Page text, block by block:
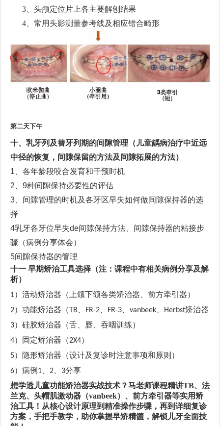
3、 头颅定位片上各主要解刨结果
4、 常用头影测量参考线及相应错合畸形
第二天下午
十、乳牙列及替牙列期的间隙管理（儿童龋病治疗中近远
中径的恢复，间隙保留的方法及间隙拓展的方法）
1
各年龄段咬合发育和干预时机
2
9种间隙保持必要性的评估
3
间隙管理的时机及各牙区早失如何做间隙保持器的选
择
4乳牙各牙位早失de间隙保持方法
间隙保持器的粘接步
骤 （病例分享体会）
5间隙保持器的管理
十一 早期矫治工具选择 （注：课程中有相关病例分享及解
析）
1） 活动矫治器 （上颌下颌各类矫治器、前方牵引器）
2） 功能矫治器 （ TB FR-2 FR-3 vanbeek Herbst矫治器
3） 硅胶矫治器 （舌、唇、吞咽训练）
4） 固定矫治器 （2X4）
5） 隐形矫治器 （设计及复诊时注意事项和原则）
6） 病例 1 2 3分享
想学透儿童功能矫治器实战技术？马老师课程精讲TB、法
兰克、头帽肌激动器（vanbeek）、前方牵引器等实用矫
治工具！从核心设计原理到精准操作步骤，再到详细复诊
方案，手把手教学，助你掌握早矫精髓，解锁儿牙全面技